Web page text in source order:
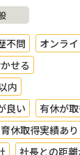
不問
オンラ
せる
内
良い
有休が
休取得実績あり
社長との距